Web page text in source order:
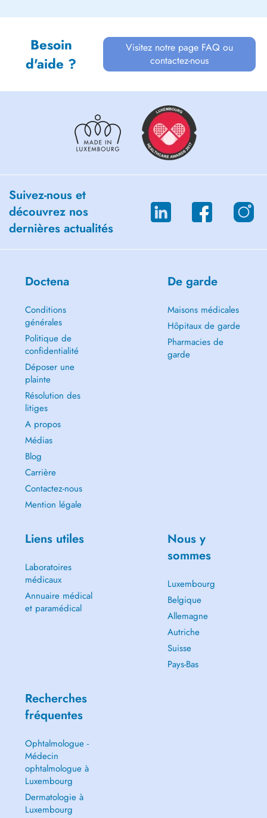
Besoin
d'aide ?
Visitez notre page FAQ ou
contactez-nous
Suivez-nous et
découvrez nos
dernières actualités
Doctena
Conditions
générales
Politique de
confidentialité
Déposer une
plainte
Résolution des
litiges
A propos
Médias
Blog
Carrière
Contactez-nous
Mention légale
De garde
Maisons médicales
Hôpitaux de garde
Pharmacies de
garde
Liens utiles
Laboratoires
médicaux
Annuaire médical
et paramédical
Nous y
sommes
Luxembourg
Belgique
Allemagne
Autriche
Suisse
Pays-Bas
Recherches
fréquentes
Ophtalmologue -
Médecin
ophtalmologue à
Luxembourg
Dermatologie à
Luxembourg